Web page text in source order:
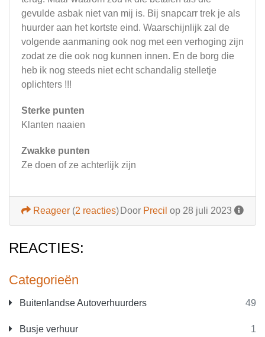
Categorieën
Buitenlandse Autoverhuurders 49
Busje verhuur 1
gevulde asbak niet van mij is. Bij snapcarr trek je als
huurder aan het kortste eind. Waarschijnlijk zal de
volgende aanmaning ook nog met een verhoging zijn
zodat ze die ook nog kunnen innen. En de borg die
heb ik nog steeds niet echt schandalig stelletje
oplichters !!!
Sterke punten
Klanten naaien
Zwakke punten
Ze doen of ze achterlijk zijn
Door Precil op 28 juli 2023
Reageer (2 reacties)
REACTIES: